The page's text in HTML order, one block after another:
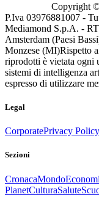
Copyright
P.Iva 03976881007 -
Mediamond S.p.A. -
Amsterdam (Paesi
Monzese (MI)Rispetto
riprodotti è vietata ogni
sistemi di intelligenza
espresso di utilizzare
Legal
CorporatePrivacy Policy
Sezioni
CronacaMondo
PlanetCulturaSalute